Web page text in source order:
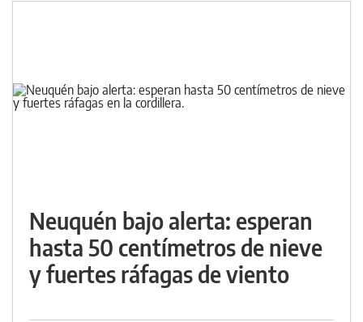
Neuquén bajo alerta: esperan
hasta 50 centímetros de nieve
y fuertes ráfagas de viento